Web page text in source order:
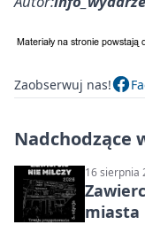
Zaobserwuj nas!
Nadchodzące
16 sierpnia
miasta